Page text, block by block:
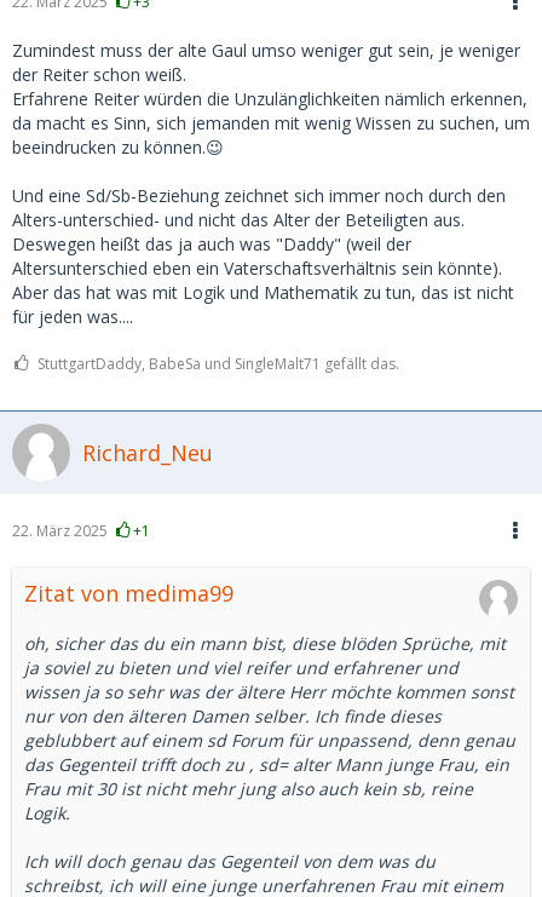
Zumindest muss der alte Gaul umso weniger gut sein, je weniger
der Reiter schon weiß.
Erfahrene Reiter würden die Unzulänglichkeiten nämlich erkennen,
da macht es Sinn, sich jemanden mit wenig Wissen zu suchen, um
beeindrucken zu können.😉
Und eine Sd/Sb-Beziehung zeichnet sich immer noch durch den
Alters-unterschied- und nicht das Alter der Beteiligten aus.
Deswegen heißt das ja auch was "Daddy" (weil der
Altersunterschied eben ein Vaterschaftsverhältnis sein könnte).
Aber das hat was mit Logik und Mathematik zu tun, das ist nicht
für jeden was....
StuttgartDaddy, BabeSa und SingleMalt71 gefällt das.
Richard_Neu
22. März 2025 +1
Zitat von medima99
oh, sicher das du ein mann bist, diese blöden Sprüche, mit
ja soviel zu bieten und viel reifer und erfahrener und
wissen ja so sehr was der ältere Herr möchte kommen sonst
nur von den älteren Damen selber. Ich finde dieses
geblubbert auf einem sd Forum für unpassend, denn genau
das Gegenteil trifft doch zu , sd= alter Mann junge Frau, ein
Frau mit 30 ist nicht mehr jung also auch kein sb, reine
Logik.
Ich will doch genau das Gegenteil von dem was du
schreibst, ich will eine junge unerfahrenen Frau mit einem